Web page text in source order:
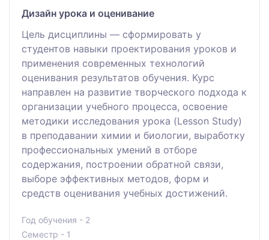
Дизайн урока и оценивание
Цель дисциплины — сформировать у
студентов навыки проектирования уроков и
применения современных технологий
оценивания результатов обучения. Курс
направлен на развитие творческого подхода к
организации учебного процесса, освоение
методики исследования урока (Lesson Study)
в преподавании химии и биологии, выработку
профессиональных умений в отборе
содержания, построении обратной связи,
выборе эффективных методов, форм и
средств оценивания учебных достижений.
Год обучения - 2
Семестр - 1